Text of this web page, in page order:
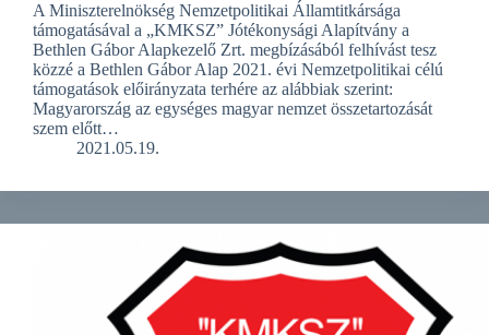
A Miniszterelnökség Nemzetpolitikai Államtitkársága
támogatásával a „KMKSZ” Jótékonysági Alapítvány a
Bethlen Gábor Alapkezelő Zrt. megbízásából felhívást tesz
közzé a Bethlen Gábor Alap 2021. évi Nemzetpolitikai célú
támogatások előirányzata terhére az alábbiak szerint:
Magyarország az egységes magyar nemzet összetartozását
szem előtt…
2021.05.19.